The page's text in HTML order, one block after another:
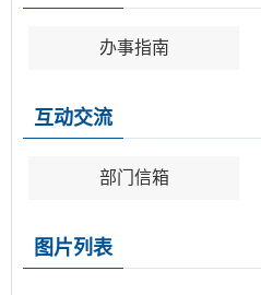
办事指南
互动交流
部门信箱
图片列表